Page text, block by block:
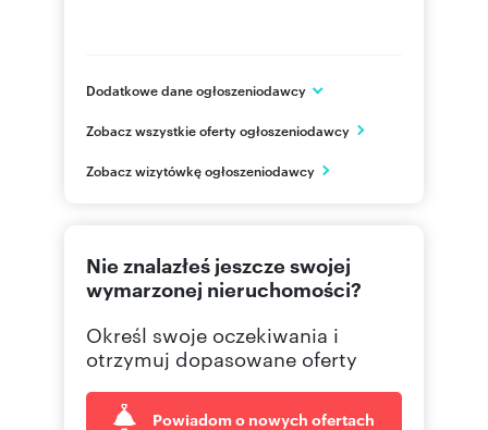
Dodatkowe dane ogłoszeniodawcy
Warszawa
PL
Zobacz wszystkie oferty ogłoszeniodawcy
Zobacz wizytówkę ogłoszeniodawcy
Nie znalazłeś jeszcze swojej
wymarzonej nieruchomości?
Określ swoje oczekiwania i
otrzymuj dopasowane oferty
Powiadom o nowych ofertach